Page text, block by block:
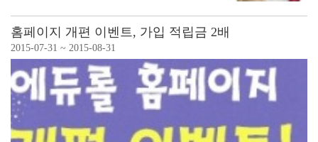
홈페이지 개편 이벤트, 가입 적립금 2배
2015-07-31 ~ 2015-08-31